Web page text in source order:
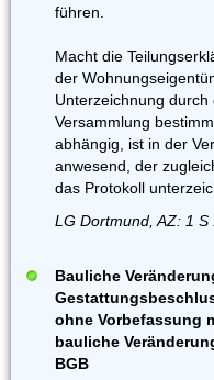
führen.
Macht die
der
Unterzeichnung
Versammlung
abhängig, ist in der
anwesend, der
das Protokoll
LG Dortmund, AZ: 1
Bauliche
ohne Vorbefassung
bauliche
BGB